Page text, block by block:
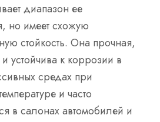
диапазон ее
но имеет схожую
стойкость. Она прочная,
устойчива к коррозии в
средах при
и часто
в салонах автомобилей и